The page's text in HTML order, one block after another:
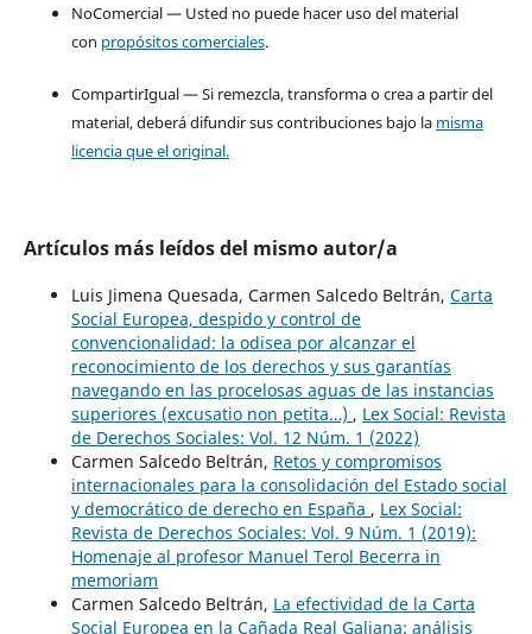
NoComercial — Usted no puede hacer uso del material
con propósitos comerciales.
CompartirIgual — Si remezcla, transforma o crea a partir del
material, deberá difundir sus contribuciones bajo la misma
licencia que el original.
Artículos más leídos del mismo autor/a
Luis Jimena Quesada, Carmen Salcedo Beltrán, Carta
Social Europea, despido y control de
convencionalidad: la odisea por alcanzar el
reconocimiento de los derechos y sus garantías
navegando en las procelosas aguas de las instancias
superiores (excusatio non petita…) , Lex Social: Revista
de Derechos Sociales: Vol. 12 Núm. 1 (2022)
Carmen Salcedo Beltrán, Retos y compromisos
internacionales para la consolidación del Estado social
y democrático de derecho en España , Lex Social:
Revista de Derechos Sociales: Vol. 9 Núm. 1 (2019):
Homenaje al profesor Manuel Terol Becerra in
memoriam
Carmen Salcedo Beltrán, La efectividad de la Carta
Social Europea en la Cañada Real Galiana: análisis